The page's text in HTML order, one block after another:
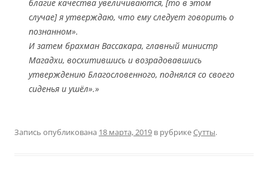
благие качества увеличиваются, [то в этом
случае] я утверждаю, что ему следует говорить о
познанном».
И затем брахман Вассакара, главный министр
Магадхи, восхитившись и возрадовавшись
утверждению Благословенного, поднялся со своего
сиденья и ушёл».»
Запись опубликована 18 марта, 2019 в рубрикеСутты.